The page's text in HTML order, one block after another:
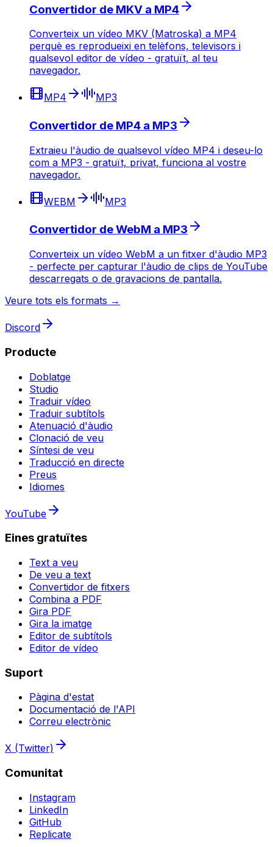
Convertidor de MKV a MP4
Converteix un vídeo MKV (Matroska) a MP4
perquè es reprodueixi en telèfons, televisors i
qualsevol editor de vídeo - gratuït, al teu
navegador.
MP4 MP3
Convertidor de MP4 a MP3
Extraieu l'àudio de qualsevol vídeo MP4 i deseu-lo
com a MP3 - gratuït, privat, funciona al vostre
navegador.
WEBM MP3
Convertidor de WebM a MP3
Converteix un vídeo WebM a un fitxer d'àudio MP3
- perfecte per capturar l'àudio de clips de YouTube
descarregats o de gravacions de pantalla.
Veure tots els formats →
Discord
Producte
Doblatge
Studio
Traduir vídeo
Traduir subtítols
Atenuació d'àudio
Clonació de veu
Síntesi de veu
Traducció en directe
Preus
Idiomes
YouTube
Eines gratuïtes
Text a veu
De veu a text
Convertidor de fitxers
Combina a PDF
Gira PDF
Gira la imatge
Editor de subtítols
Editor de vídeo
Suport
Pàgina d'estat
Documentació de l'API
Correu electrònic
X (Twitter)
Comunitat
Instagram
LinkedIn
GitHub
Replicate